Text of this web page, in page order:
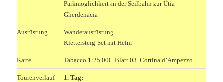
Parkmöglichkeit an der Seilbahn zur Ütia
Gherdenacia
Ausrüstung
Wanderausrüstung
Klettersteig-Set mit Helm
Karte Tabacco 1:25.000 Blatt 03 Cortina d’Ampezzo
Tourenverlauf
1. Tag: